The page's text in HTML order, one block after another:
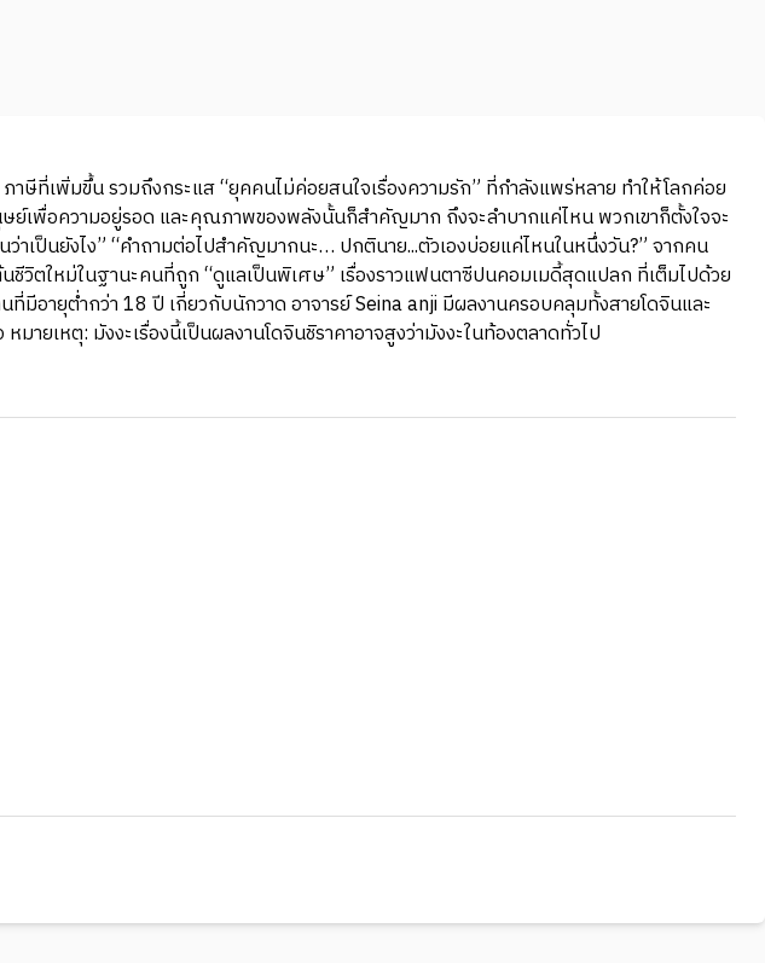
ษีที่เพิ่มขึ้น รวมถึงกระแส “ยุคคนไม่ค่อยสนใจเรื่องความรัก” ที่กำลังแพร่หลาย ทำให้โลกค่อย
เพื่อความอยู่รอด และคุณภาพของพลังนั้นก็สำคัญมาก ถึงจะลำบากแค่ไหน พวกเขาก็ตั้งใจจะ
าเป็นยังไง” “คำถามต่อไปสำคัญมากนะ… ปกตินาย...ตัวเองบ่อยแค่ไหนในหนึ่งวัน?” จากคน
วิตใหม่ในฐานะคนที่ถูก “ดูแลเป็นพิเศษ” เรื่องราวแฟนตาซีปนคอมเมดี้สุดแปลก ที่เต็มไปด้วย
อายุต่ำกว่า 18 ปี เกี่ยวกับนักวาด อาจารย์ Seina anji มีผลงานครอบคลุมทั้งสายโดจินและ
ยเหตุ: มังงะเรื่องนี้เป็นผลงานโดจินชิราคาอาจสูงว่ามังงะในท้องตลาดทั่วไป